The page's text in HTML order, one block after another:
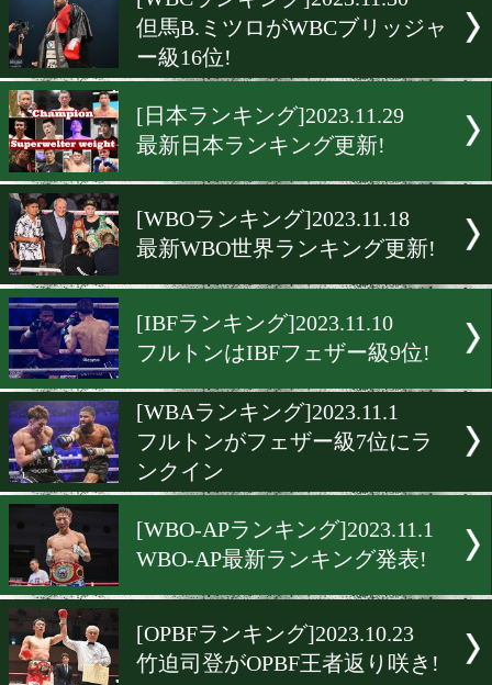
▶ 新着 KO KiNG ダイエット
[WBCランキング]2023.11.30
但馬B.ミツロがWBCブリ
[日本ランキング]2023.11.29
[WBOランキング
最新WBO世界ランキング
[IBFランキング]2023.11.10
フルトンはIBFフェザー級9
[WBAランキング]2023.11.1
フルトンがフェザー級7位
ンクイン